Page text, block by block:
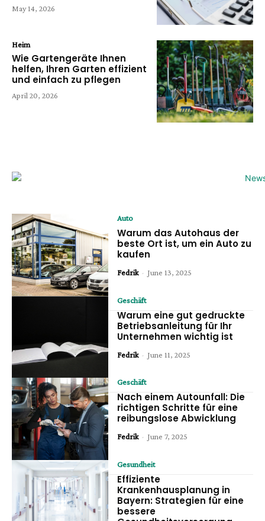
May 14, 2026
Heim
Wie Gartengeräte Ihnen
helfen, Ihren Garten effizient
und einfach zu pflegen
April 20, 2026
Auto
Warum das Autohaus der
beste Ort ist, um ein Auto zu
kaufen
Fedrik - June 13, 2025
Geschäft
Warum eine gut gedruckte
Betriebsanleitung für Ihr
Unternehmen wichtig ist
Fedrik - June 11, 2025
Geschäft
Nach einem Autounfall: Die
richtigen Schritte für eine
reibungslose Abwicklung
Fedrik - June 7, 2025
Gesundheit
Effiziente
Krankenhausplanung in
Bayern: Strategien für eine
bessere